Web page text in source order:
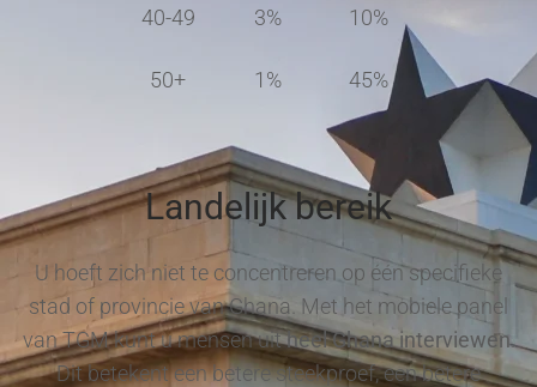
40-49 3% 10%
50+ 1% 45%
Landelijk bereik
U hoeft zich niet te concentreren op één specifieke
stad of provincie van Ghana. Met het mobiele panel
van TGM kunt u mensen uitheel Ghana interviewen.
Dit betekent een betere steekproef, een betere